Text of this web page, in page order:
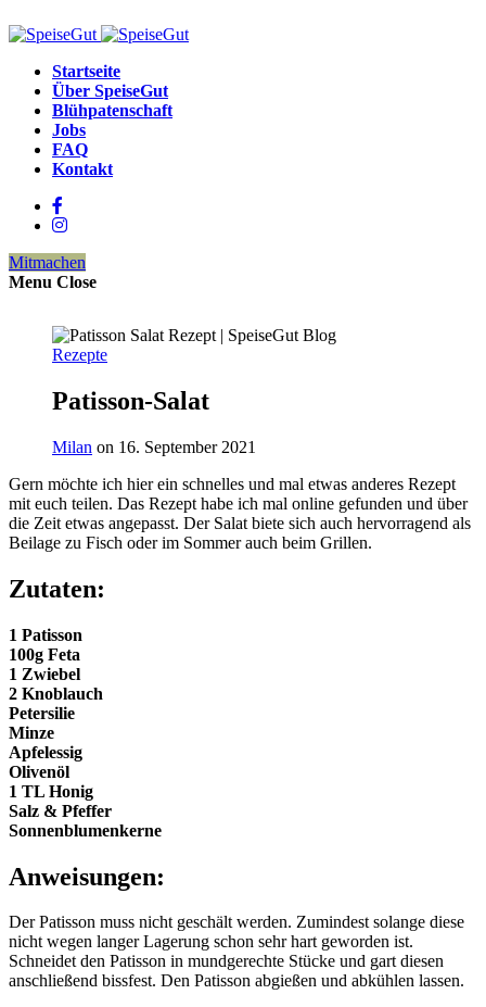
Startseite
Über SpeiseGut
Blühpatenschaft
Jobs
FAQ
Kontakt
Mitmachen
Menu Close
Rezepte
Patisson-Salat
Milan on 16. September 2021
Gern möchte ich hier ein schnelles und mal etwas anderes Rezept
mit euch teilen. Das Rezept habe ich mal online gefunden und über
die Zeit etwas angepasst. Der Salat biete sich auch hervorragend als
Beilage zu Fisch oder im Sommer auch beim Grillen.
Zutaten:
1 Patisson
100g Feta
1 Zwiebel
2 Knoblauch
Petersilie
Minze
Apfelessig
Olivenöl
1 TL Honig
Salz & Pfeffer
Sonnenblumenkerne
Anweisungen:
Der Patisson muss nicht geschält werden. Zumindest solange diese
nicht wegen langer Lagerung schon sehr hart geworden ist.
Schneidet den Patisson in mundgerechte Stücke und gart diesen
anschließend bissfest. Den Patisson abgießen und abkühlen lassen.